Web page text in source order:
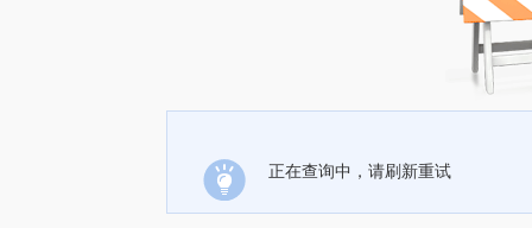
正在查询中，请刷新重试